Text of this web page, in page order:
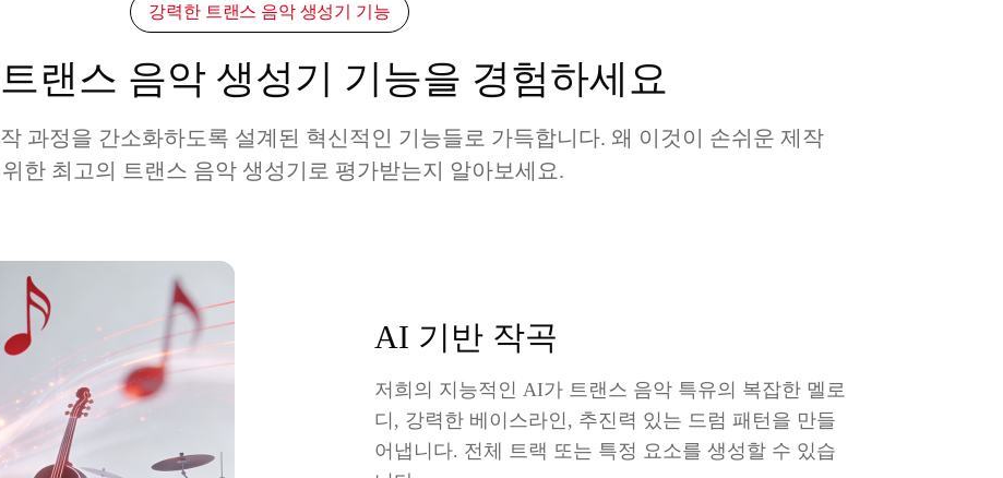
강력한 트랜스 음악 생성기 기능
랜스 음악 생성기 기능을 경험하세요
과정을 간소화하도록 설계된 혁신적인 기능들로 가득합니다. 왜 이것이 손쉬운 제작
한 최고의 트랜스 음악 생성기로 평가받는지 알아보세요.
AI 기반 작곡
저희의 지능적인 AI가 트랜스 음악 특유의 복잡한 멜로
디, 강력한 베이스라인, 추진력 있는 드럼 패턴을 만들
어냅니다. 전체 트랙 또는 특정 요소를 생성할 수 있습